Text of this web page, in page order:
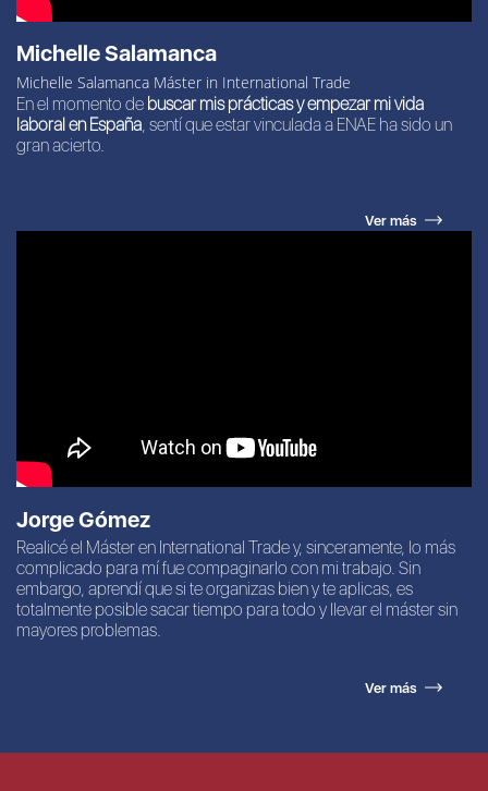
Michelle Salamanca
Michelle Salamanca Máster in International Trade
En el momento de buscar mis prácticas y empezar mi vida
laboral en España, sentí que estar vinculada a ENAE ha sido un
gran acierto.
Ver más
Jorge Gómez
Realicé el Máster en International Trade y, sinceramente, lo más
complicado para mí fue compaginarlo con mi trabajo. Sin
embargo, aprendí que si te organizas bien y te aplicas, es
totalmente posible sacar tiempo para todo y llevar el máster sin
mayores problemas.
Ver más